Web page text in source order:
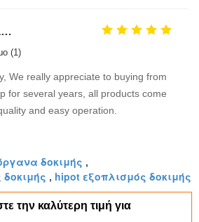
Jack Adams
(1)
We really appreciate to buying from
for several years, all products come
and easy operation.
δοκιμής ,
δοκιμής , hipot εξοπλισμός δοκιμής
την καλύτερη τιμή για